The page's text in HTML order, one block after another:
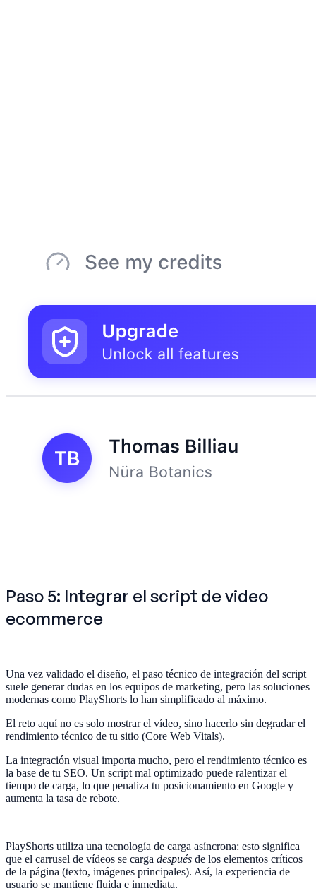
Paso 5: Integrar el script de video
ecommerce
Una vez validado el diseño, el paso técnico de integración del script
suele generar dudas en los equipos de marketing, pero las soluciones
modernas como PlayShorts lo han simplificado al máximo.
El reto aquí no es solo mostrar el vídeo, sino hacerlo sin degradar el
rendimiento técnico de tu sitio (Core Web Vitals).
La integración visual importa mucho, pero el rendimiento técnico es
la base de tu SEO. Un script mal optimizado puede ralentizar el
tiempo de carga, lo que penaliza tu posicionamiento en Google y
aumenta la tasa de rebote.
PlayShorts utiliza una tecnología de carga asíncrona: esto significa
que el carrusel de vídeos se carga después de los elementos críticos
de la página (texto, imágenes principales). Así, la experiencia de
usuario se mantiene fluida e inmediata.